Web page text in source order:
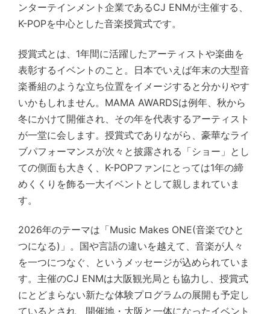
ンターテインメント企業であるCJ ENMが主催する、
K-POPを中心とした音楽授賞式です。
授賞式とは、1年間に活躍したアーティストや楽曲を
表彰するイベントのこと。日本でいえば年末の大型音
楽番組のような立ち位置をイメージすると分かりやす
いかもしれません。MAMA AWARDSは例年、秋から
冬にかけて開催され、その年を代表するアーティスト
が一堂に会します。授賞式でありながら、豪華なライ
ブパフォーマンスが次々と披露される「ショー」とし
ての側面も大きく、K-POPファンにとっては1年の締
めくくりを飾る一大イベントとして親しまれていま
す。
2026年のテーマは「Music Makes ONE(音楽でひと
つになる)」。国や言語の違いを越えて、音楽が人々
を一つにつなぐ、というメッセージが込められていま
す。主催のCJ ENMは大阪観光局とも協力し、授賞式
にとどまらない新たな体験プログラムの展開も予定し
ているとされ、開催地・大阪と一体になったイベント